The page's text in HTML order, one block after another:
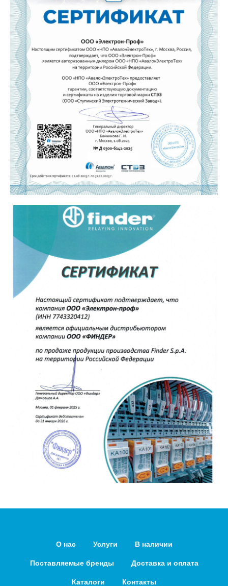
О нас Услуги В наличии
Поставляемые бренды Доставка и оплата
Каталоги Контакты